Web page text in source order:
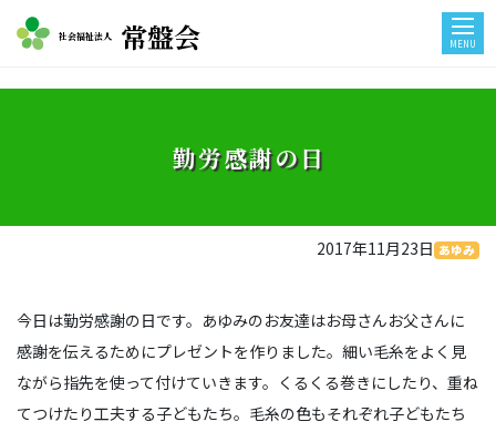
社会福祉法人 常盤会 MENU
勤労感謝の日
2017年11月23日 あゆみ
今日は勤労感謝の日です。あゆみのお友達はお母さんお父さんに
感謝を伝えるためにプレゼントを作りました。細い毛糸をよく見
ながら指先を使って付けていきます。くるくる巻きにしたり、重ね
てつけたり工夫する子どもたち。毛糸の色もそれぞれ子どもたち